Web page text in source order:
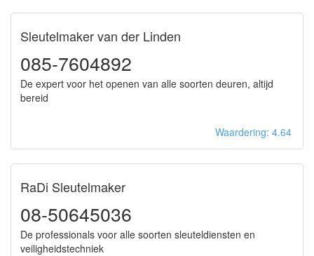
Sleutelmaker van der Linden
085-7604892
De expert voor het openen van alle soorten deuren, altijd
bereid
Waardering: 4.64
RaDi Sleutelmaker
08-50645036
De professionals voor alle soorten sleuteldiensten en
veiligheidstechniek